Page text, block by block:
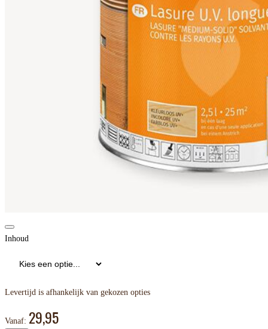
Inhoud
Levertijd is afhankelijk van gekozen opties
Vanaf: 29,95